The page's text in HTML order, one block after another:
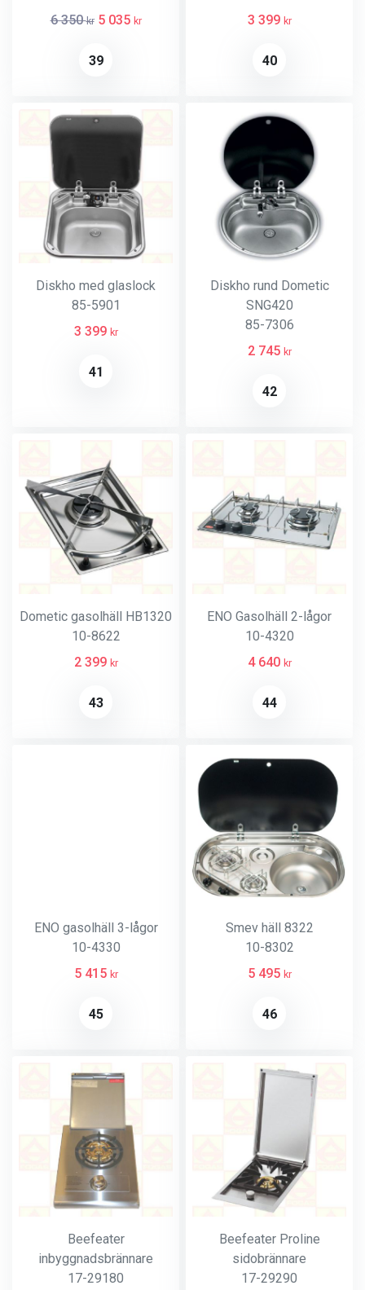
6 350kr5 035 kr
39
3 399 kr
40
Diskho med glaslock
85-5901
3 399 kr
41
Diskho rund Dometic
SNG420
85-7306
2 745 kr
42
Dometic gasolhäll HB1320
10-8622
2 399 kr
43
ENO Gasolhäll 2-lågor
10-4320
4 640 kr
44
ENO gasolhäll 3-lågor
10-4330
5 415 kr
45
Smev häll 8322
10-8302
5 495 kr
46
Beefeater
inbyggnadsbrännare
17-29180
Beefeater Proline
sidobrännare
17-29290